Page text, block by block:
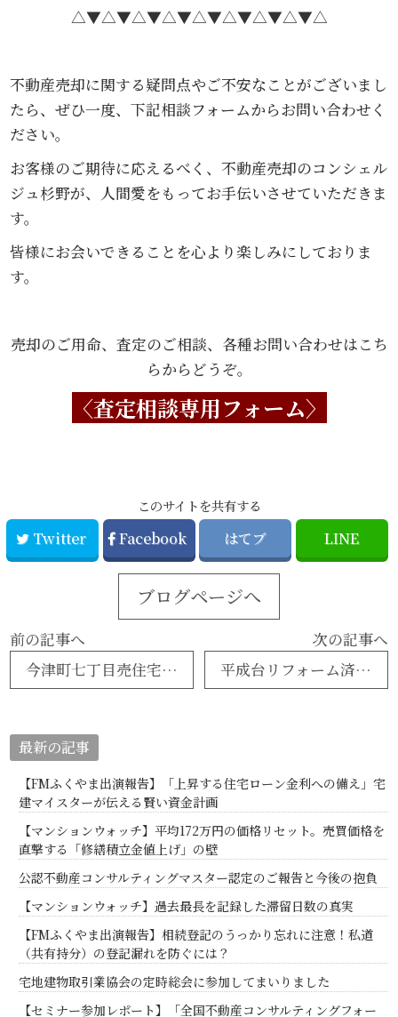
△▼△▼△▼△▼△▼△▼△▼△▼△
不動産売却に関する疑問点やご不安なことがございまし
たら、ぜひ一度、下記相談フォームからお問い合わせく
ださい。
お客様のご期待に応えるべく、不動産売却のコンシェル
ジュ杉野が、人間愛をもってお手伝いさせていただきま
す。
皆様にお会いできることを心より楽しみにしておりま
す。
売却のご用命、査定のご相談、各種お問い合わせはこち
らからどうぞ。
〈査定相談専用フォーム〉
このサイトを共有する
Twitter Facebook はてブ LINE
ブログページへ
前の記事へ
今津町七丁目売住宅・ご成約御礼
次の記事へ
平成台リフォーム済み住宅・広々5LDK一戸建て
最新の記事
【FMふくやま出演報告】「上昇する住宅ローン金利への備え」宅
建マイスターが伝える賢い資金計画
【マンションウォッチ】平均172万円の価格リセット。売買価格を
直撃する「修繕積立金値上げ」の壁
公認不動産コンサルティングマスター認定のご報告と今後の抱負
【マンションウォッチ】過去最長を記録した滞留日数の真実
【FMふくやま出演報告】相続登記のうっかり忘れに注意！私道
（共有持分）の登記漏れを防ぐには？
宅地建物取引業協会の定時総会に参加してまいりました
【セミナー参加レポート】「全国不動産コンサルティングフォー